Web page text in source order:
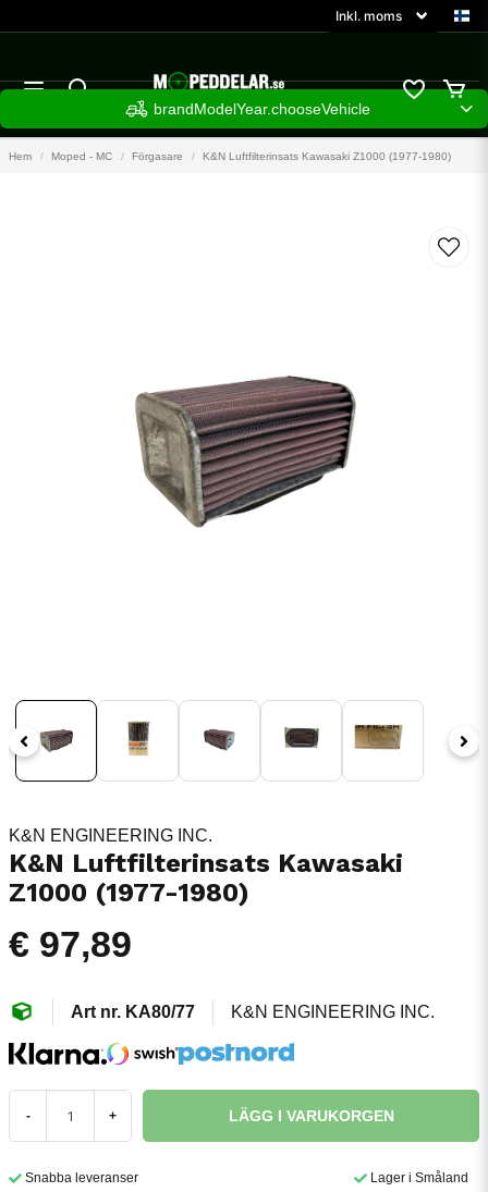
brandModelYear.chooseVehicle
Hem Moped - MC Förgasare K&N Luftfilterinsats Kawasaki Z1000 (1977-1980)
K&N ENGINEERING INC.
K&N Luftfilterinsats Kawasaki
Z1000 (1977-1980)
€ 97,89
KA80/77 K&N ENGINEERING INC.
- + LÄGG I VARUKORGEN
Snabba leveranser Lager i Småland